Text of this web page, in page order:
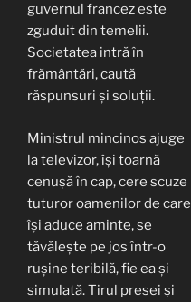
guvernul francez este
zguduit din temelii.
Societatea intră în
frământări, caută
răspunsuri și soluții.
Ministrul mincinos ajuge
la televizor, își toarnă
cenușă în cap, cere scuze
tuturor oamenilor de care
își aduce aminte, se
tăvălește pe jos într-o
rușine teribilă, fie ea și
simulată. Tirul presei și